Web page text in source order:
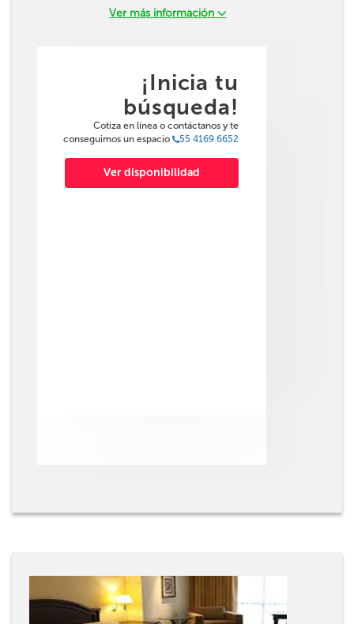
Ver más información
¡Inicia tu
búsqueda!
Cotiza en línea o contáctanos y te
conseguimos un espacio
55 4169 6652
Ver disponibilidad